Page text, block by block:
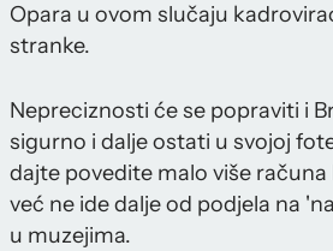
Opara u ovom slučaju
stranke.
Nepreciznosti će se popraviti i
sigurno i dalje ostati u svojoj
dajte povedite malo više
već ne ide dalje od podjela na
u muzejima.